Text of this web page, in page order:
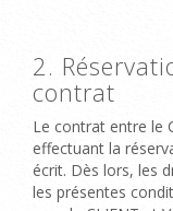
2.
contrat
Le contrat entre le
effectuant la
écrit. Dès lors, les
les présentes